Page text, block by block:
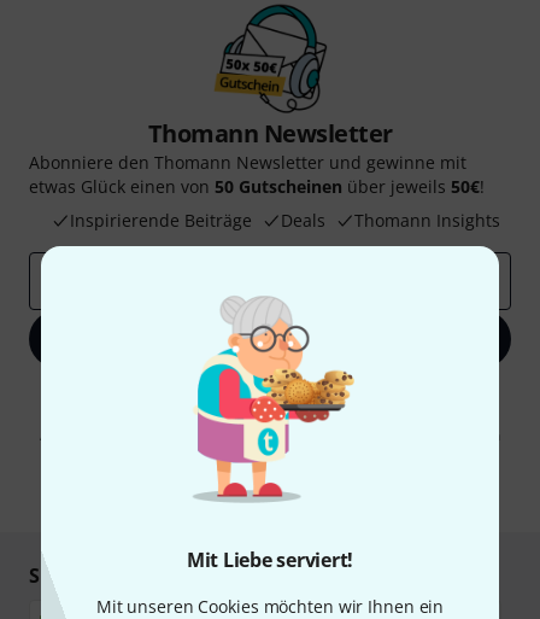
Mit Liebe serviert!
Mit unseren Cookies möchten wir Ihnen ein
Thomann Newsletter
Abonniere den Thomann Newsletter und gewinne mit
etwas Glück einen von 50 Gutscheinen über jeweils 50€!
Inspirierende Beiträge
Deals Thomann Insights
Jetzt anmelden
Mit Klick auf „Jetzt anmelden“ stimmen Sie dem Erhalt von E-Mail-
Werbung und einer Messung des E-Mail-Nutzungsverhaltens zu. Die
Abmeldung ist jederzeit möglich. Weitere Informationen finden Sie in
unseren
Datenschutzhinweisen
* Pflichtfeld
Sicher einkaufen & bezahlen